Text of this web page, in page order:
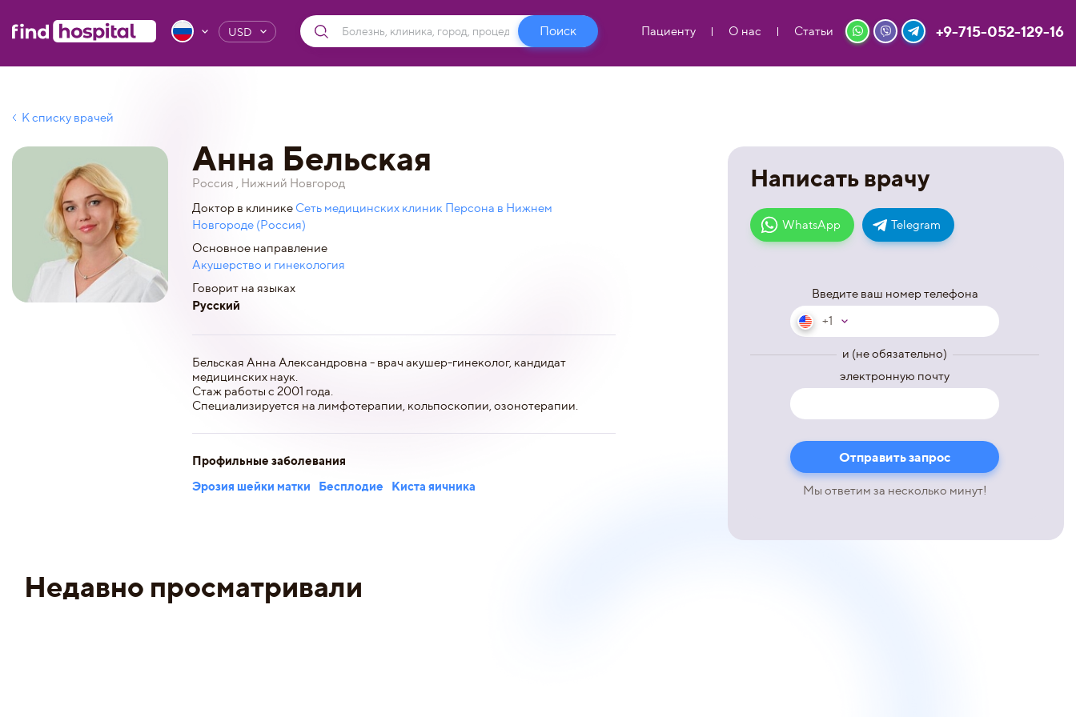
USD Пациенту О нас Статьи +9-715-052-129-16
К списку врачей
Написать врачу
WhatsApp Telegram
Введите ваш номер телефона
+1
и (не обязательно)
электронную почту
Мы ответим за несколько минут!
Анна Бельская
Россия , Нижний Новгород
Доктор в клинике Сеть медицинских клиник Персона в Нижнем
Новгороде (Россия)
Основное направление
Акушерство и гинекология
Говорит на языках
Русский
Бельская Анна Александровна - врач акушер-гинеколог, кандидат
медицинских наук.
Стаж работы с 2001 года.
Специализируется на лимфотерапии, кольпоскопии, озонотерапии.
Профильные заболевания
Эрозия шейки матки
Бесплодие Киста яичника
Недавно просматривали